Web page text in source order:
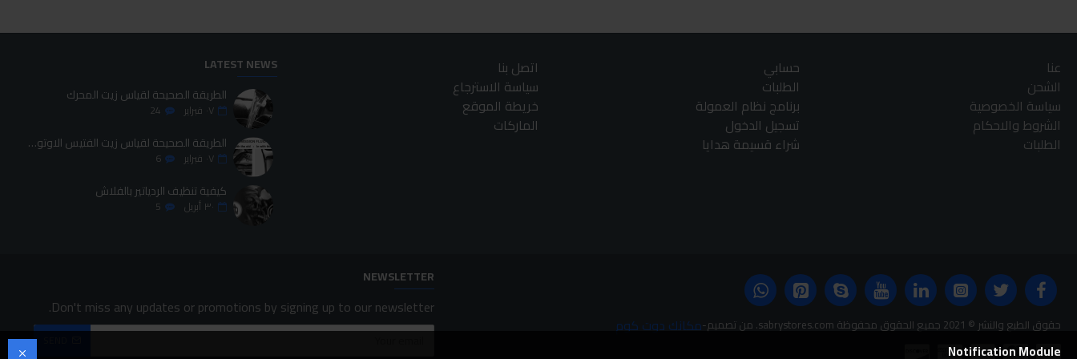
عنا
الشحن
سياسة الخصوصية
الشروط والاحكام
الطلبات
حسابي
الطلبات
برنامج نظام العمولة
تسجيل الدخول
شراء قسيمة هدايا
اتصل بنا
سياسة الاسترجاع
خريطة الموقع
الماركات
LATEST NEWS
الطريقة الصحيحة لقياس زيت المحرك
٠٧ فبراير 24
الطريقة الصحيحة لقياس زيت الفتيس الاوتوماتيك
٠٧ فبراير 6
كيفية تنظيف الردياتير بالفلاش
٣٠ أبريل 5
حقوق الطبع والنشر © 2021 جميع الحقوق محفوظة sabrystores.com. من تصميم- مكانك دوت كوم
NEWSLETTER
Don't miss any updates or promotions by signing up to our newsletter.
Notification Module